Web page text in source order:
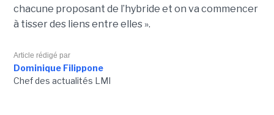
chacune proposant de l’hybride et on va commencer
à tisser des liens entre elles ».
Article rédigé par
Dominique Filippone
Chef des actualités LMI